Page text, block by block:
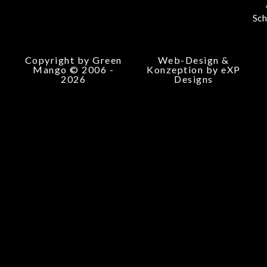
Copyright by Green
Mango © 2006 -
2026
Web-Design &
Konzeption by eXP
Designs